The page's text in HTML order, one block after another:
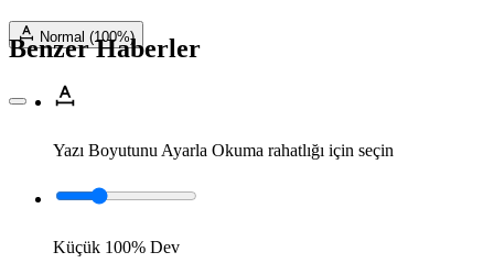
Normal (100%)
Yazı Boyutunu Ayarla Okuma rahatlığı için seçin
Küçük 100% Dev
Benzer Haberler